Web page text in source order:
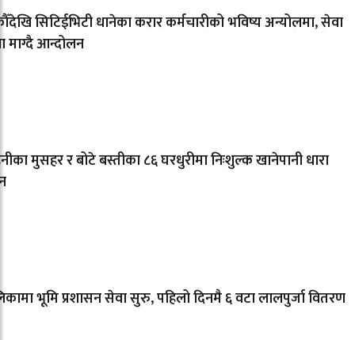
सिटिईभिटी धानेका करार कर्मचारीको भविष्य अन्योलमा, सेवा
माग्दै आन्दोलन
मुसहर र बोटे बस्तीका ८६ घरधुरीमा निःशुल्क खानेपानी धारा
भूमि प्रशासन सेवा सुरु, पहिलो दिनमै ६ वटा लालपुर्जा वितरण